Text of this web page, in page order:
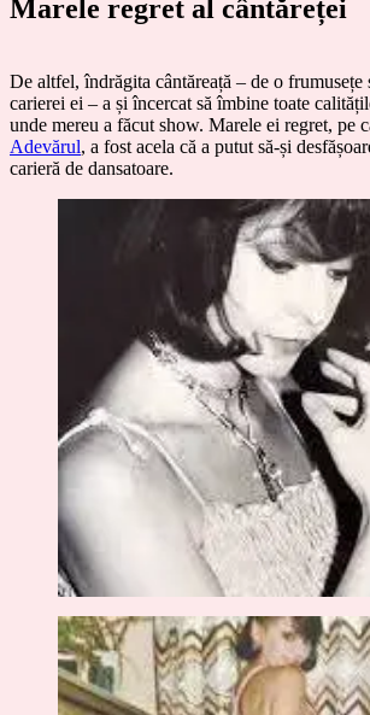
Marele regret al cântăreței
De altfel, îndrăgita cântăreață – de o frumusețe
carierei ei – a și încercat să îmbine toate
unde mereu a făcut show. Marele ei regret, pe
Adevărul, a fost acela că a putut să-și
carieră de dansatoare.